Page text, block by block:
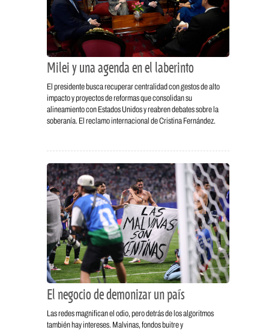
Milei y una agenda en el laberinto
El presidente busca recuperar centralidad con gestos de alto
impacto y proyectos de reformas que consolidan su
alineamiento con Estados Unidos y reabren debates sobre la
soberanía. El reclamo internacional de Cristina Fernández.
El negocio de demonizar un país
Las redes magnifican el odio, pero detrás de los algoritmos
también hay intereses. Malvinas, fondos buitre y